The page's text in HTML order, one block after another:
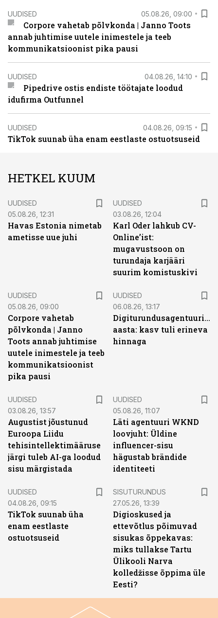
UUDISED 05.08.26, 09:00
Corpore vahetab põlvkonda | Janno Toots
annab juhtimise uutele inimestele ja teeb
kommunikatsioonist pika pausi
UUDISED 04.08.26, 14:10
Pipedrive ostis endiste töötajate loodud
idufirma Outfunnel
UUDISED 04.08.26, 09:15
TikTok suunab üha enam eestlaste ostuotsuseid
HETKEL KUUM
UUDISED
05.08.26, 12:31
Havas Estonia nimetab
ametisse uue juhi
UUDISED
03.08.26, 12:04
Karl Oder lahkub CV-
Online’ist:
mugavustsoon on
turundaja karjääri
suurim komistuskivi
UUDISED
05.08.26, 09:00
Corpore vahetab
põlvkonda | Janno
Toots annab juhtimise
uutele inimestele ja teeb
kommunikatsioonist
pika pausi
UUDISED
06.08.26, 13:17
Digiturundusagentuuride
aasta: kasv tuli erineva
hinnaga
UUDISED
03.08.26, 13:57
Augustist jõustunud
Euroopa Liidu
tehisintellektimääruse
järgi tuleb AI-ga loodud
sisu märgistada
UUDISED
05.08.26, 11:07
Läti agentuuri WKND
loovjuht: Üldine
influencer-sisu
hägustab brändide
identiteeti
UUDISED
04.08.26, 09:15
TikTok suunab üha
enam eestlaste
ostuotsuseid
SISUTURUNDUS
27.05.26, 13:39
Digioskused ja
ettevõtlus põimuvad
sisukas õppekavas:
miks tullakse Tartu
Ülikooli Narva
kolledžisse õppima üle
Eesti?